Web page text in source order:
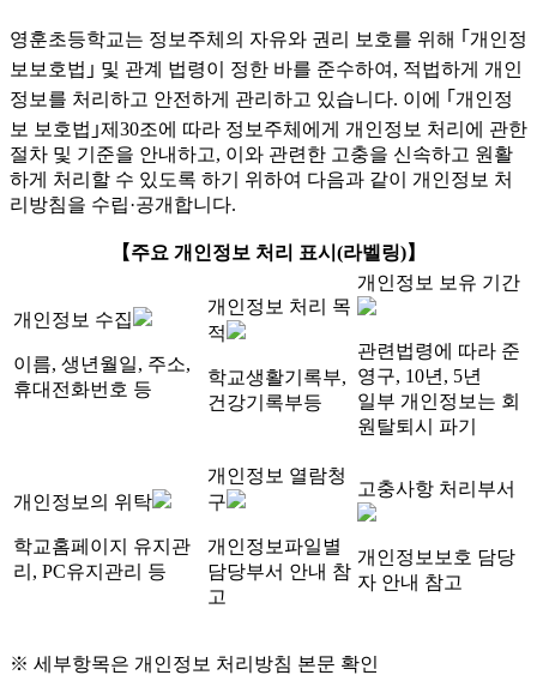
영훈초등학교는 정보주체의 자유와 권리 보호를 위해 ｢개인정
보보호법｣ 및 관계 법령이 정한 바를 준수하여, 적법하게 개인
정보를 처리하고 안전하게 관리하고 있습니다. 이에 ｢개인정
보 보호법｣제30조에 따라 정보주체에게 개인정보 처리에 관한
절차 및 기준을 안내하고, 이와 관련한 고충을 신속하고 원활
하게 처리할 수 있도록 하기 위하여 다음과 같이 개인정보 처
리방침을 수립·공개합니다.
【주요 개인정보 처리 표시(라벨링)】
개인정보 수집
이름, 생년월일, 주소,
휴대전화번호 등
개인정보 처리 목
적
학교생활기록부,
건강기록부등
개인정보 보유 기간
관련법령에 따라 준
영구, 10년, 5년
일부 개인정보는 회
원탈퇴시 파기
개인정보의 위탁
학교홈페이지 유지관
리, PC유지관리 등
개인정보 열람청
구
개인정보파일별
담당부서 안내 참
고
고충사항 처리부서
개인정보보호 담당
자 안내 참고
※ 세부항목은 개인정보 처리방침 본문 확인